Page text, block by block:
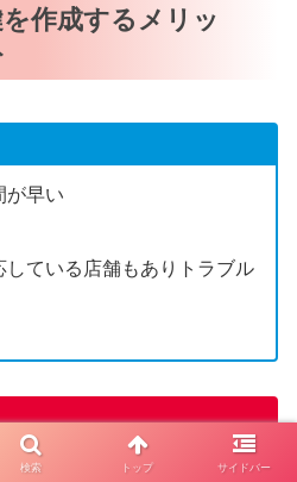
作成するメリッ
が早い
ている店舗もありトラブル
は店舗で合鍵作成できない
検索 トップ サイドバー